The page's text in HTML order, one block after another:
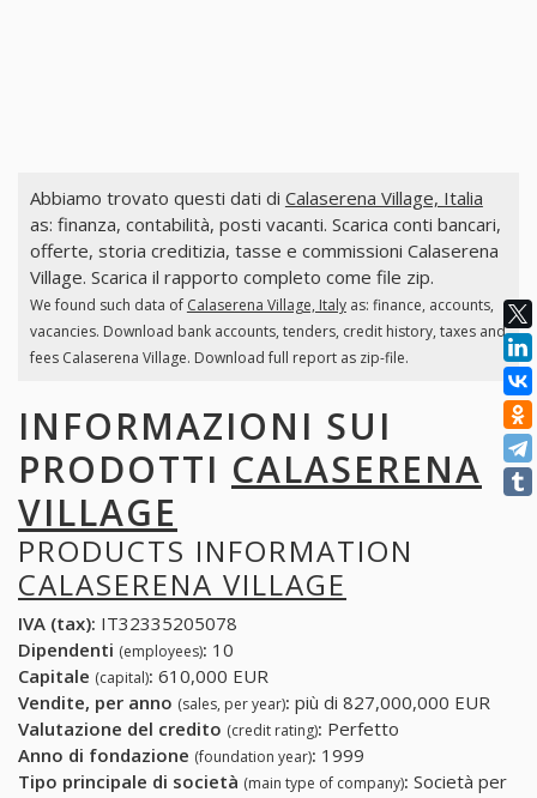
Abbiamo trovato questi dati di Calaserena Village, Italia
as: finanza, contabilità, posti vacanti. Scarica conti bancari,
offerte, storia creditizia, tasse e commissioni Calaserena
Village. Scarica il rapporto completo come file zip.
We found such data of Calaserena Village, Italyas: finance, accounts,
vacancies. Download bank accounts, tenders, credit history, taxes and
fees Calaserena Village. Download full report as zip-file.
INFORMAZIONI SUI
PRODOTTI CALASERENA
VILLAGE
PRODUCTS INFORMATION
CALASERENA VILLAGE
IVA (tax): IT32335205078
Dipendenti (employees): 10
Capitale (capital): 610,000 EUR
Vendite, per anno (sales, per year): più di 827,000,000 EUR
Valutazione del credito (credit rating): Perfetto
Anno di fondazione (foundation year): 1999
Tipo principale di società (main type of company): Società per